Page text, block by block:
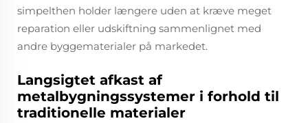
simpelthen holder længere uden at kræve meget
reparation eller udskiftning sammenlignet med
andre byggematerialer på markedet.
Langsigtet afkast af
metalbygningssystemer i forhold til
traditionelle materialer